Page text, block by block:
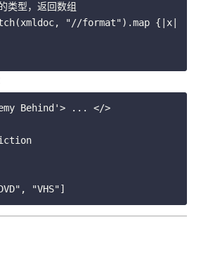
类型，返回数组
"//format").map {|x|
Behind'> ... </>